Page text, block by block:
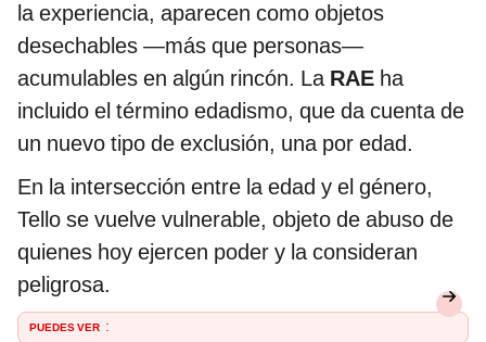
la experiencia, aparecen como objetos
desechables —más que personas—
acumulables en algún rincón. La RAE ha
incluido el término edadismo, que da cuenta de
un nuevo tipo de exclusión, una por edad.
En la intersección entre la edad y el género,
Tello se vuelve vulnerable, objeto de abuso de
quienes hoy ejercen poder y la consideran
peligrosa.
PUEDES VER :